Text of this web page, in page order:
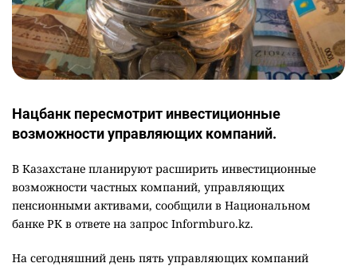
Нацбанк пересмотрит инвестиционные
возможности управляющих компаний.
В Казахстане планируют расширить инвестиционные
возможности частных компаний, управляющих
пенсионными активами, сообщили в Национальном
банке РК в ответе на запрос Informburo.kz.
На сегодняшний день пять управляющих компаний